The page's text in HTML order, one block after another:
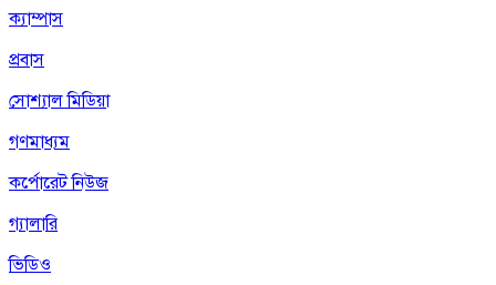
ক্যাম্পাস
প্রবাস
সোশ্যাল মিডিয়া
গণমাধ্যম
কর্পোরেট নিউজ
গ্যালারি
ভিডিও